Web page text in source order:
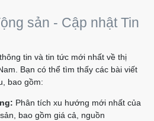
sản - Cập nhật Tin
tin và tin tức mới nhất về thị
Bạn có thể tìm thấy các bài viết
bao gồm:
Phân tích xu hướng mới nhất của
bao gồm giá cả, nguồn